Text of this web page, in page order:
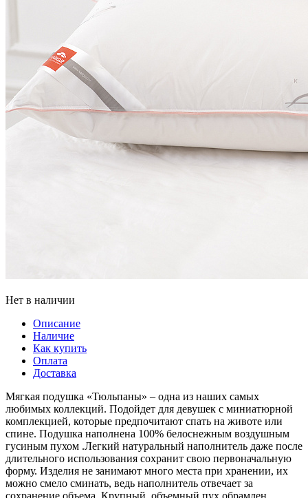
Нет в наличии
Описание
Наличие
Как купить
Оплата
Доставка
Мягкая подушка «Тюльпаны» – одна из наших самых
любимых коллекций. Подойдет для девушек с миниатюрной
комплекцией, которые предпочитают спать на животе или
спине. Подушка наполнена 100% белоснежным воздушным
гусиным пухом .Легкий натуральный наполнитель даже после
длительного использования сохранит свою первоначальную
форму. Изделия не занимают много места при хранении, их
можно смело сминать, ведь наполнитель отвечает за
сохранение объема. Крупный, объемный пух обрамлен